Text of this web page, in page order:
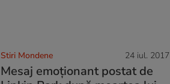
Stiri Mondene 24 iul. 2017
Mesaj emoționant postat de